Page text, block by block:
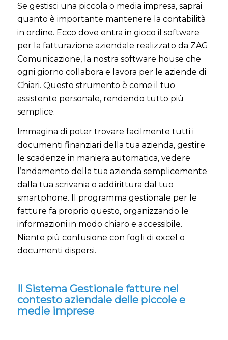
Se gestisci una piccola o media impresa, saprai
quanto è importante mantenere la contabilità
in ordine. Ecco dove entra in gioco il software
per la fatturazione aziendale realizzato da ZAG
Comunicazione, la nostra software house che
ogni giorno collabora e lavora per le aziende di
Chiari. Questo strumento è come il tuo
assistente personale, rendendo tutto più
semplice.
Immagina di poter trovare facilmente tutti i
documenti finanziari della tua azienda, gestire
le scadenze in maniera automatica, vedere
l’andamento della tua azienda semplicemente
dalla tua scrivania o addirittura dal tuo
smartphone. Il programma gestionale per le
fatture fa proprio questo, organizzando le
informazioni in modo chiaro e accessibile.
Niente più confusione con fogli di excel o
documenti dispersi.
Il Sistema Gestionale fatture nel
contesto aziendale delle piccole e
medie imprese